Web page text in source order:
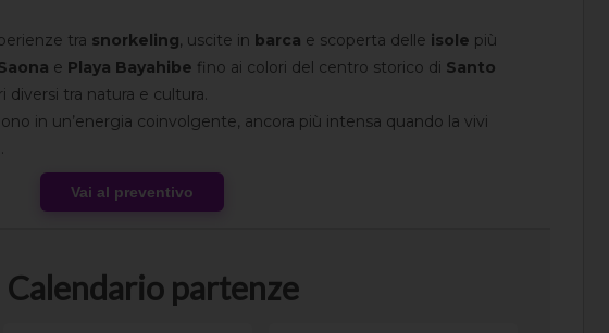
tra snorkeling, uscite in barca e scoperta delle isole più
e Playa Bayahibe fino ai colori del centro storico di Santo
diversi tra natura e cultura.
in un’energia coinvolgente, ancora più intensa quando la vivi
.
Vai al preventivo
Calendario partenze